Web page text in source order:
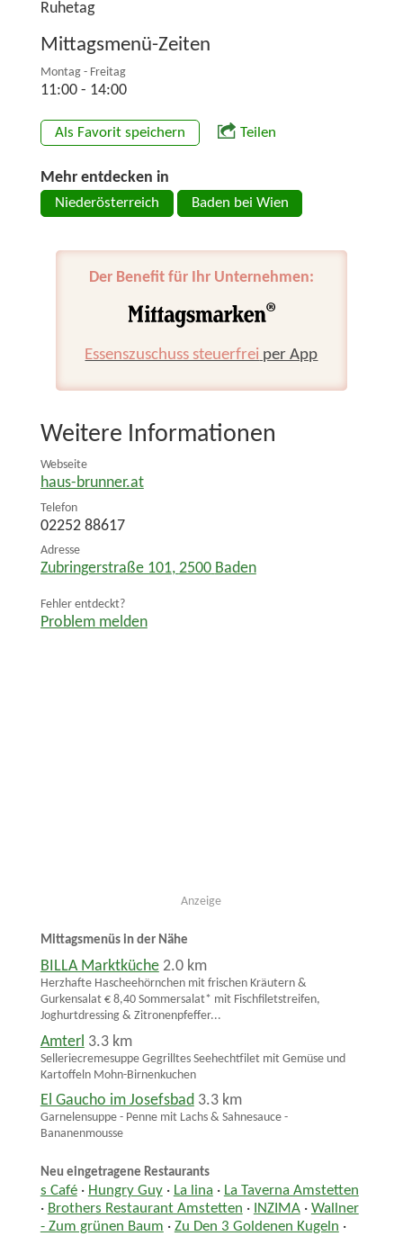
Ruhetag
Mittagsmenü-Zeiten
Montag - Freitag
11:00 - 14:00
Als Favorit speichern Teilen
Mehr entdecken in
Niederösterreich Baden bei Wien
Der Benefit für Ihr Unternehmen:
Essenszuschuss steuerfrei per App
Weitere Informationen
Webseite
haus-brunner.at
Telefon
02252 88617
Adresse
Zubringerstraße 101, 2500 Baden
Fehler entdeckt?
Problem melden
Anzeige
Mittagsmenüs in der Nähe
BILLA Marktküche 2.0 km
Herzhafte Hascheehörnchen mit frischen Kräutern &
Gurkensalat € 8,40 Sommersalat* mit Fischfiletstreifen,
Joghurtdressing & Zitronenpfeffer...
Amterl 3.3 km
Selleriecremesuppe Gegrilltes Seehechtfilet mit Gemüse und
Kartoffeln Mohn-Birnenkuchen
El Gaucho im Josefsbad 3.3 km
Garnelensuppe - Penne mit Lachs & Sahnesauce -
Bananenmousse
Neu eingetragene Restaurants
s Café· Hungry Guy· La lina · La Taverna Amstetten
· Brothers Restaurant Amstetten · INZIMA· Wallner
- Zum grünen Baum · Zu Den 3 Goldenen Kugeln ·